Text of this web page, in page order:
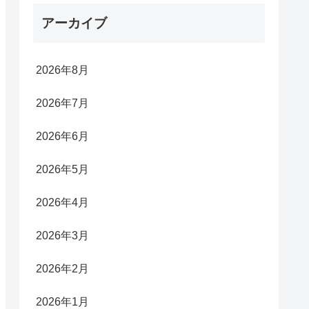
アーカイブ
2026年8月
2026年7月
2026年6月
2026年5月
2026年4月
2026年3月
2026年2月
2026年1月